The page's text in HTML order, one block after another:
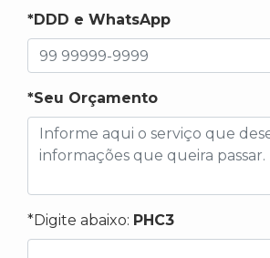
*DDD e WhatsApp
*Seu Orçamento
*Digite abaixo: PHC3